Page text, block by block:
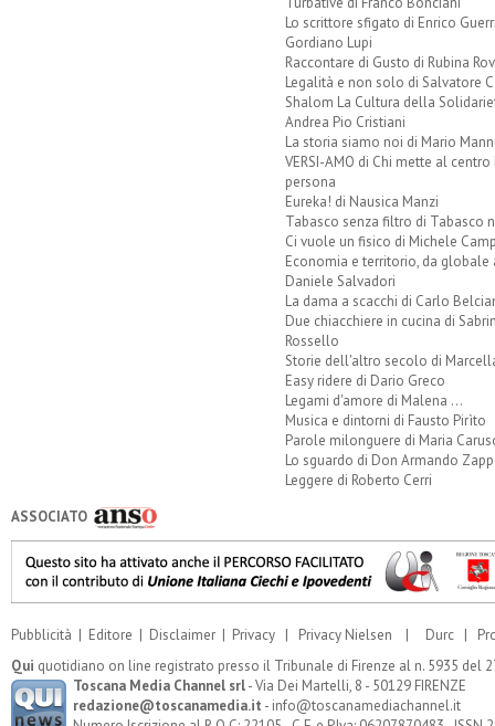
Lo scrittore sfigato di Enrico
Gordiano Lupi
Raccontare di Gusto di Rubina
Legalità e non solo di Salvatore
Shalom La Cultura della
Andrea Pio Cristiani
La storia siamo noi di Mario
VERSI-AMO di Chi mette al centro
persona
Eureka! di Nausica Manzi
Tabasco senza filtro di Tabasco
Ci vuole un fisico di Michele
Economia e territorio, da globale
Daniele Salvadori
La dama a scacchi di Carlo
Due chiacchiere in cucina di
Rossello
Storie dell'altro secolo di
Easy ridere di Dario Greco
Legami d'amore di Malena ...
Musica e dintorni di Fausto Pirìto
Parole milonguere di Maria
Lo sguardo di Don Armando
Leggere di Roberto Cerri
ASSOCIATO
Pubblicità | Editore | Disclaimer | Privacy | Privacy Nielsen | Durc |
Qui quotidiano on line registrato presso il Tribunale di Firenze al n. 5935 del
Toscana Media Channel srl- Via Dei Martelli, 8 - 50129 FIRENZE
redazione@toscanamedia.it - info@toscanamediachannel.it